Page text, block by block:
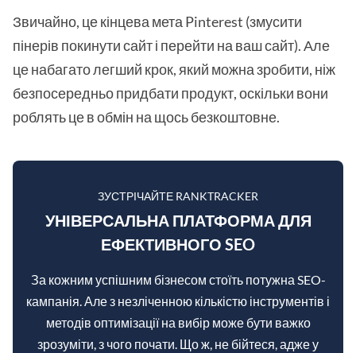
Звичайно, це кінцева мета Pinterest (змусити
пінерів покинути сайт і перейти на ваш сайт). Але
це набагато легший крок, який можна зробити, ніж
безпосередньо придбати продукт, оскільки вони
роблять це в обмін на щось безкоштовне.
ЗУСТРІЧАЙТЕ RANKTRACKER
УНІВЕРСАЛЬНА ПЛАТФОРМА ДЛЯ
ЕФЕКТИВНОГО SEO
За кожним успішним бізнесом стоїть потужна SEO-
кампанія. Але з незліченною кількістю інструментів і
методів оптимізації на вибір може бути важко
зрозуміти, з чого почати. Що ж, не бійтеся, адже у